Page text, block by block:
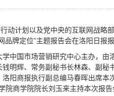
动计划以及党中央的互联网战
牌定位”主题报告会在洛阳日报报
中国市场营销研究中心主办，
明辉、常务副秘书长林森、副秘
阳商报执行副总编马春晖出席
商学院院长刘玉来主持本次报告